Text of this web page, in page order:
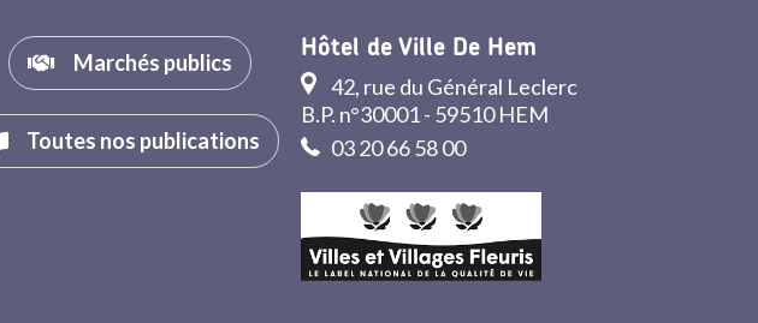
Marchés publics
Toutes nos publications
Hôtel de Ville De Hem
42, rue du Général Leclerc
B.P. n°30001 - 59510 HEM
03 20 66 58 00